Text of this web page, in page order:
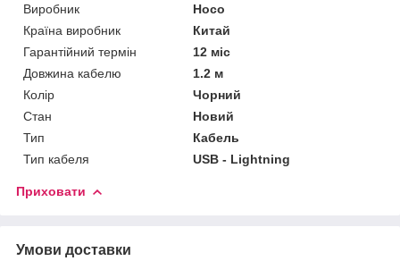
Виробник
Hoco
Країна виробник
Китай
Гарантійний термін
12 міс
Довжина кабелю
1.2 м
Колір
Чорний
Стан
Новий
Тип
Кабель
Тип кабеля
USB - Lightning
Приховати
Умови доставки